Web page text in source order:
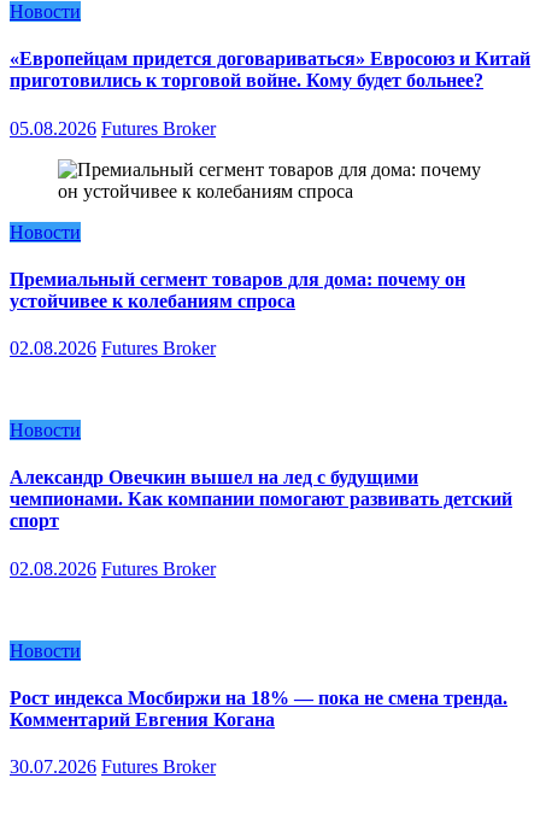
Новости
«Европейцам придется договариваться» Евросоюз и Китай
приготовились к торговой войне. Кому будет больнее?
05.08.2026 Futures Broker
Новости
Премиальный сегмент товаров для дома: почему он
устойчивее к колебаниям спроса
02.08.2026 Futures Broker
Новости
Александр Овечкин вышел на лед с будущими
чемпионами. Как компании помогают развивать детский
спорт
02.08.2026 Futures Broker
Новости
Рост индекса Мосбиржи на 18% — пока не смена тренда.
Комментарий Евгения Когана
30.07.2026 Futures Broker